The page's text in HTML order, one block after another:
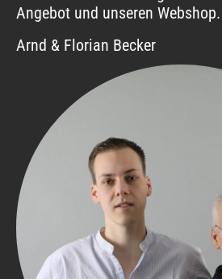
Angebot und unseren Webshop.
Arnd & Florian Becker